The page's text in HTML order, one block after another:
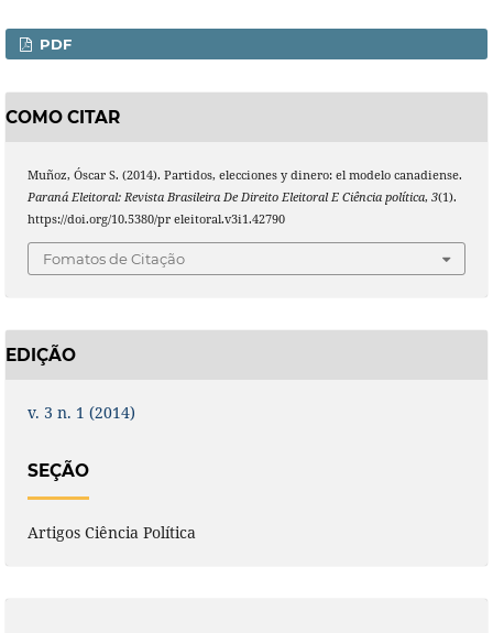
PDF
COMO CITAR
Muñoz, Óscar S. (2014). Partidos, elecciones y dinero: el modelo canadiense.
Paraná Eleitoral: Revista Brasileira De Direito Eleitoral E Ciência política, 3(1).
https://doi.org/10.5380/pr eleitoral.v3i1.42790
Fomatos de Citação
EDIÇÃO
v. 3 n. 1 (2014)
SEÇÃO
Artigos Ciência Política